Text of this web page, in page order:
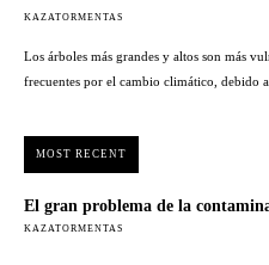
KAZATORMENTAS
Los árboles más grandes y altos son más
frecuentes por el cambio climático, debido a
MOST RECENT
El gran problema de la
KAZATORMENTAS